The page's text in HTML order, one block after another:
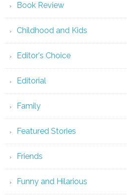
Book Review
Childhood and Kids
Editor's Choice
Editorial
Family
Featured Stories
Friends
Funny and Hilarious